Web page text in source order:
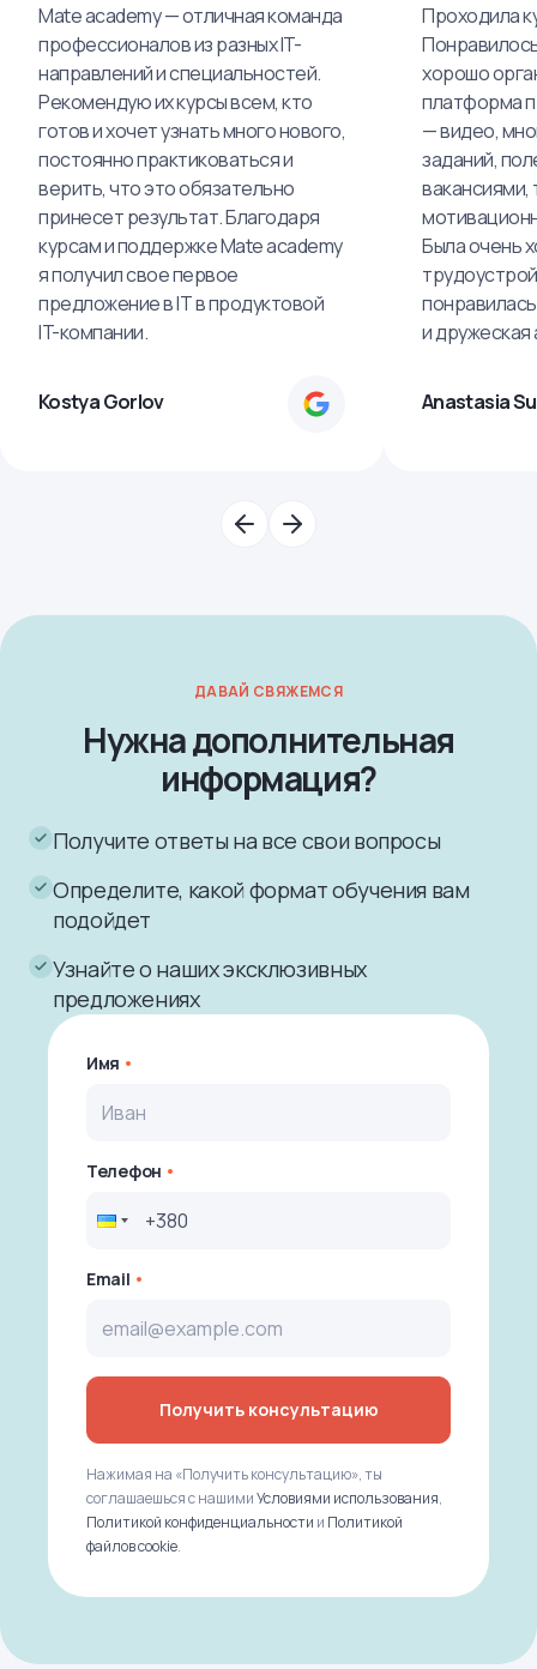
Mate academy — отличная команда
профессионалов из разных IT-
направлений и специальностей.
Рекомендую их курсы всем, кто
готов и хочет узнать много нового,
постоянно практиковаться и
верить, что это обязательно
принесет результат. Благодаря
курсам и поддержке Mate academy
я получил свое первое
предложение в IT в продуктовой
IT-компании.
Kostya Gorlov
Проходила
хорошо
платформа
— видео,
заданий,
вакансиями,
Была очень
и
Anastasia
ДАВАЙ СВЯЖЕМСЯ
Нужна дополнительная
информация?
Получите ответы на все свои вопросы
Определите, какой формат обучения вам
подойдет
Узнайте о наших эксклюзивных
предложениях
Имя
Телефон
Email
Получить консультацию
Нажимая на «Получить консультацию», ты
соглашаешься с нашимиУсловиями использования,
Политикой конфиденциальности и Политикой
файлов cookie.